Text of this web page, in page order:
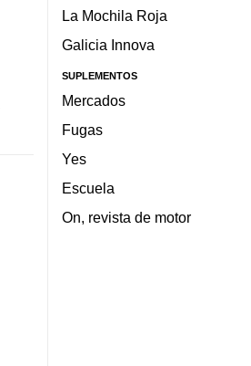
La Mochila Roja
Galicia Innova
SUPLEMENTOS
Mercados
Fugas
Yes
Escuela
On, revista de motor